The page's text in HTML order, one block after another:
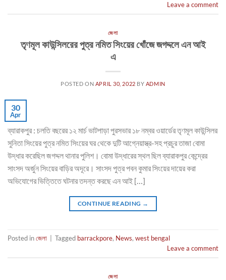
Leave a comment
জেলা
তৃণমূল কাউন্সিলরের পুত্র নমিত সিংয়ের খোঁজে জগদ্দলে এন আই
এ
POSTED ON APRIL 30, 2022 BY ADMIN
30
Apr
ব্যারাকপুর : চলতি বছরের ১২ মার্চ ভাটপাড়া পুরসভার ১৮ নম্বর ওয়ার্ডের তৃণমূল কাউন্সিলর
সুনিতা সিংয়ের পুত্র নমিত সিংয়ের ঘর থেকে দুটি আগ্নেয়াস্ত্র-সহ প্রচুর তাজা বোমা
উদ্ধার করেছিল জগদ্দল থানার পুলিশ। বোমা উদ্ধারের স্থল ছিল ব্যারাকপুর কেন্দ্রের
সাংসদ অর্জুন সিংয়ের বাড়ির অদূরে। সাংসদ পুত্র পবন কুমার সিংয়ের দায়ের করা
অভিযোগের ভিত্তিতে ঘটনার তদন্ত করছে এন আই […]
CONTINUE READING →
Posted inজেলা Tagged barrackpore, News, west bengal
Leave a comment
জেলা